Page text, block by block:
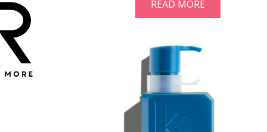
READ MORE